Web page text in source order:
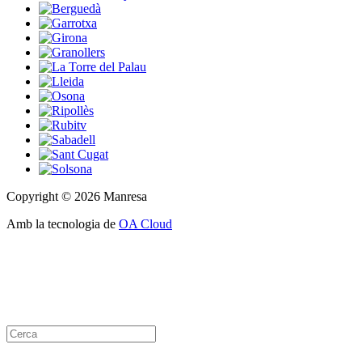
Copyright © 2026 Manresa
Amb la tecnologia de OA Cloud